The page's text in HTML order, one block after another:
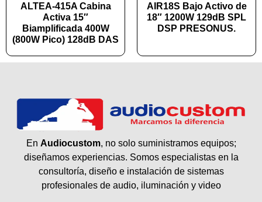
ALTEA-415A Cabina
Activa 15″
Biamplificada 400W
(800W Pico) 128dB DAS
AIR18S Bajo Activo de
18″ 1200W 129dB SPL
DSP PRESONUS.
En Audiocustom, no solo suministramos equipos;
diseñamos experiencias. Somos especialistas en la
consultoría, diseño e instalación de sistemas
profesionales de audio, iluminación y video